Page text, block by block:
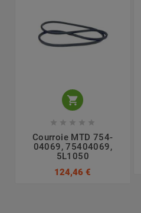

    
Courroie MTD 754-
04069, 75404069,
5L1050
124,46 €